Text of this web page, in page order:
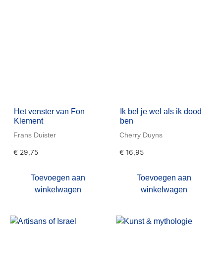
Het venster van Fon
Klement
Frans Duister
€ 29,75
Toevoegen aan
winkelwagen
Ik bel je wel als ik dood
ben
Cherry Duyns
€ 16,95
Toevoegen aan
winkelwagen